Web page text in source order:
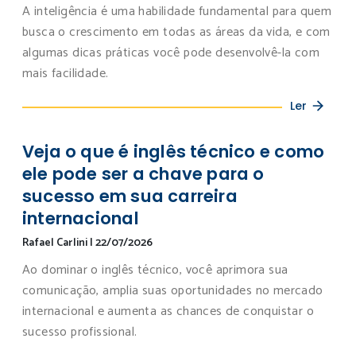
A inteligência é uma habilidade fundamental para quem
busca o crescimento em todas as áreas da vida, e com
algumas dicas práticas você pode desenvolvê-la com
mais facilidade.
Ler
Veja o que é inglês técnico e como
ele pode ser a chave para o
sucesso em sua carreira
internacional
Rafael Carlini|22/07/2026
Ao dominar o inglês técnico, você aprimora sua
comunicação, amplia suas oportunidades no mercado
internacional e aumenta as chances de conquistar o
sucesso profissional.